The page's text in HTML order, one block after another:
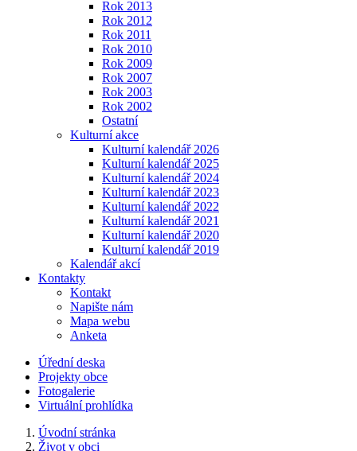
Rok 2013
Rok 2012
Rok 2011
Rok 2010
Rok 2009
Rok 2007
Rok 2003
Rok 2002
Ostatní
Kulturní akce
Kulturní kalendář 2026
Kulturní kalendář 2025
Kulturní kalendář 2024
Kulturní kalendář 2023
Kulturní kalendář 2022
Kulturní kalendář 2021
Kulturní kalendář 2020
Kulturní kalendář 2019
Kalendář akcí
Kontakty
Kontakt
Napište nám
Mapa webu
Anketa
Úřední deska
Projekty obce
Fotogalerie
Virtuální prohlídka
Úvodní stránka
Život v obci